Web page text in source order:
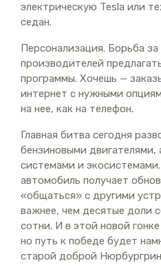
электрическую Tesla или
седан.
Персонализация. Борьба за
производителей
программы. Хочешь —
интернет с нужными
на нее, как на телефон.
Главная битва сегодня
бензиновыми
системами и
автомобиль получает
«общаться» с другими
важнее, чем десятые доли
сотни. И в этой новой
но путь к победе будет
старой доброй